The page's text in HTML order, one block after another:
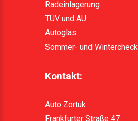
Radeinlagerung
TÜV und AU
Autoglas
Sommer- und Wintercheck
Kontakt:
Auto Zortuk
Frankfurter Straße 47